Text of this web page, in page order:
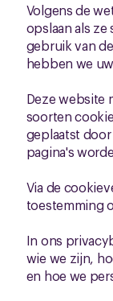
Volgens de
opslaan als
gebruik van
hebben we
Deze website
soorten
geplaatst
pagina's
Via de
toestemming
In ons
wie we zijn,
en hoe we